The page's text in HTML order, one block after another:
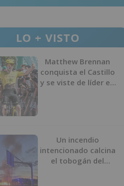
LO + VISTO
Matthew Brennan
conquista el Castillo
y se viste de líder en
Un incendio
intencionado calcina
el tobogán del